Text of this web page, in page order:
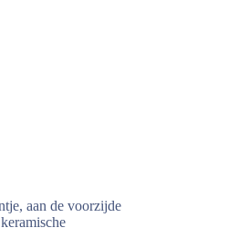
aan de voorzijde